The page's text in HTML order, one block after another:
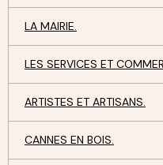
LA MAIRIE.
LES SERVICES ET
ARTISTES ET ARTISANS.
CANNES EN BOIS.